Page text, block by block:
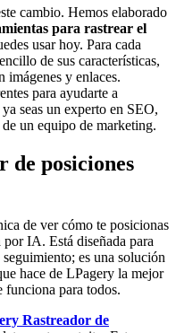
cambio. Hemos elaborado
para rastrear el
usar hoy. Para cada
de sus características,
imágenes y enlaces.
para ayudarte a
seas un experto en SEO,
un equipo de marketing.
de posiciones
de ver cómo te posicionas
IA. Está diseñada para
es una solución
hace de LPagery la mejor
funciona para todos.
Rastreador de